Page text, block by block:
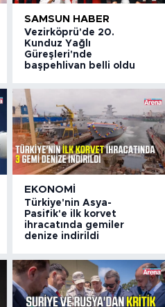
SAMSUN HABER
Vezirköprü'de 20.
Kunduz Yağlı
Güreşleri'nde
başpehlivan belli oldu
EKONOMI
Türkiye'nin Asya-
Pasifik'e ilk korvet
ihracatında gemiler
denize indirildi